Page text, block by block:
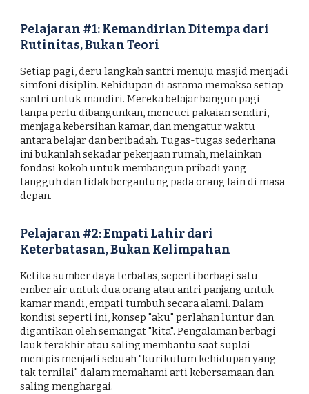
Pelajaran #1: Kemandirian Ditempa dari
Rutinitas, Bukan Teori
Setiap pagi, deru langkah santri menuju masjid menjadi
simfoni disiplin. Kehidupan di asrama memaksa setiap
santri untuk mandiri. Mereka belajar bangun pagi
tanpa perlu dibangunkan, mencuci pakaian sendiri,
menjaga kebersihan kamar, dan mengatur waktu
antara belajar dan beribadah. Tugas-tugas sederhana
ini bukanlah sekadar pekerjaan rumah, melainkan
fondasi kokoh untuk membangun pribadi yang
tangguh dan tidak bergantung pada orang lain di masa
depan.
Pelajaran #2: Empati Lahir dari
Keterbatasan, Bukan Kelimpahan
Ketika sumber daya terbatas, seperti berbagi satu
ember air untuk dua orang atau antri panjang untuk
kamar mandi, empati tumbuh secara alami. Dalam
kondisi seperti ini, konsep "aku" perlahan luntur dan
digantikan oleh semangat "kita". Pengalaman berbagi
lauk terakhir atau saling membantu saat suplai
menipis menjadi sebuah "kurikulum kehidupan yang
tak ternilai" dalam memahami arti kebersamaan dan
saling menghargai.